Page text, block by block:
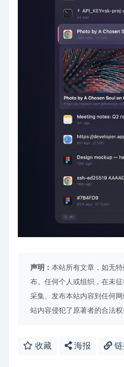
声明： 本站所有文章，如无
布。任何个人或组织，在未
采集、发布本站内容到任何
站内容侵犯了原著者的合法权
收藏 海报